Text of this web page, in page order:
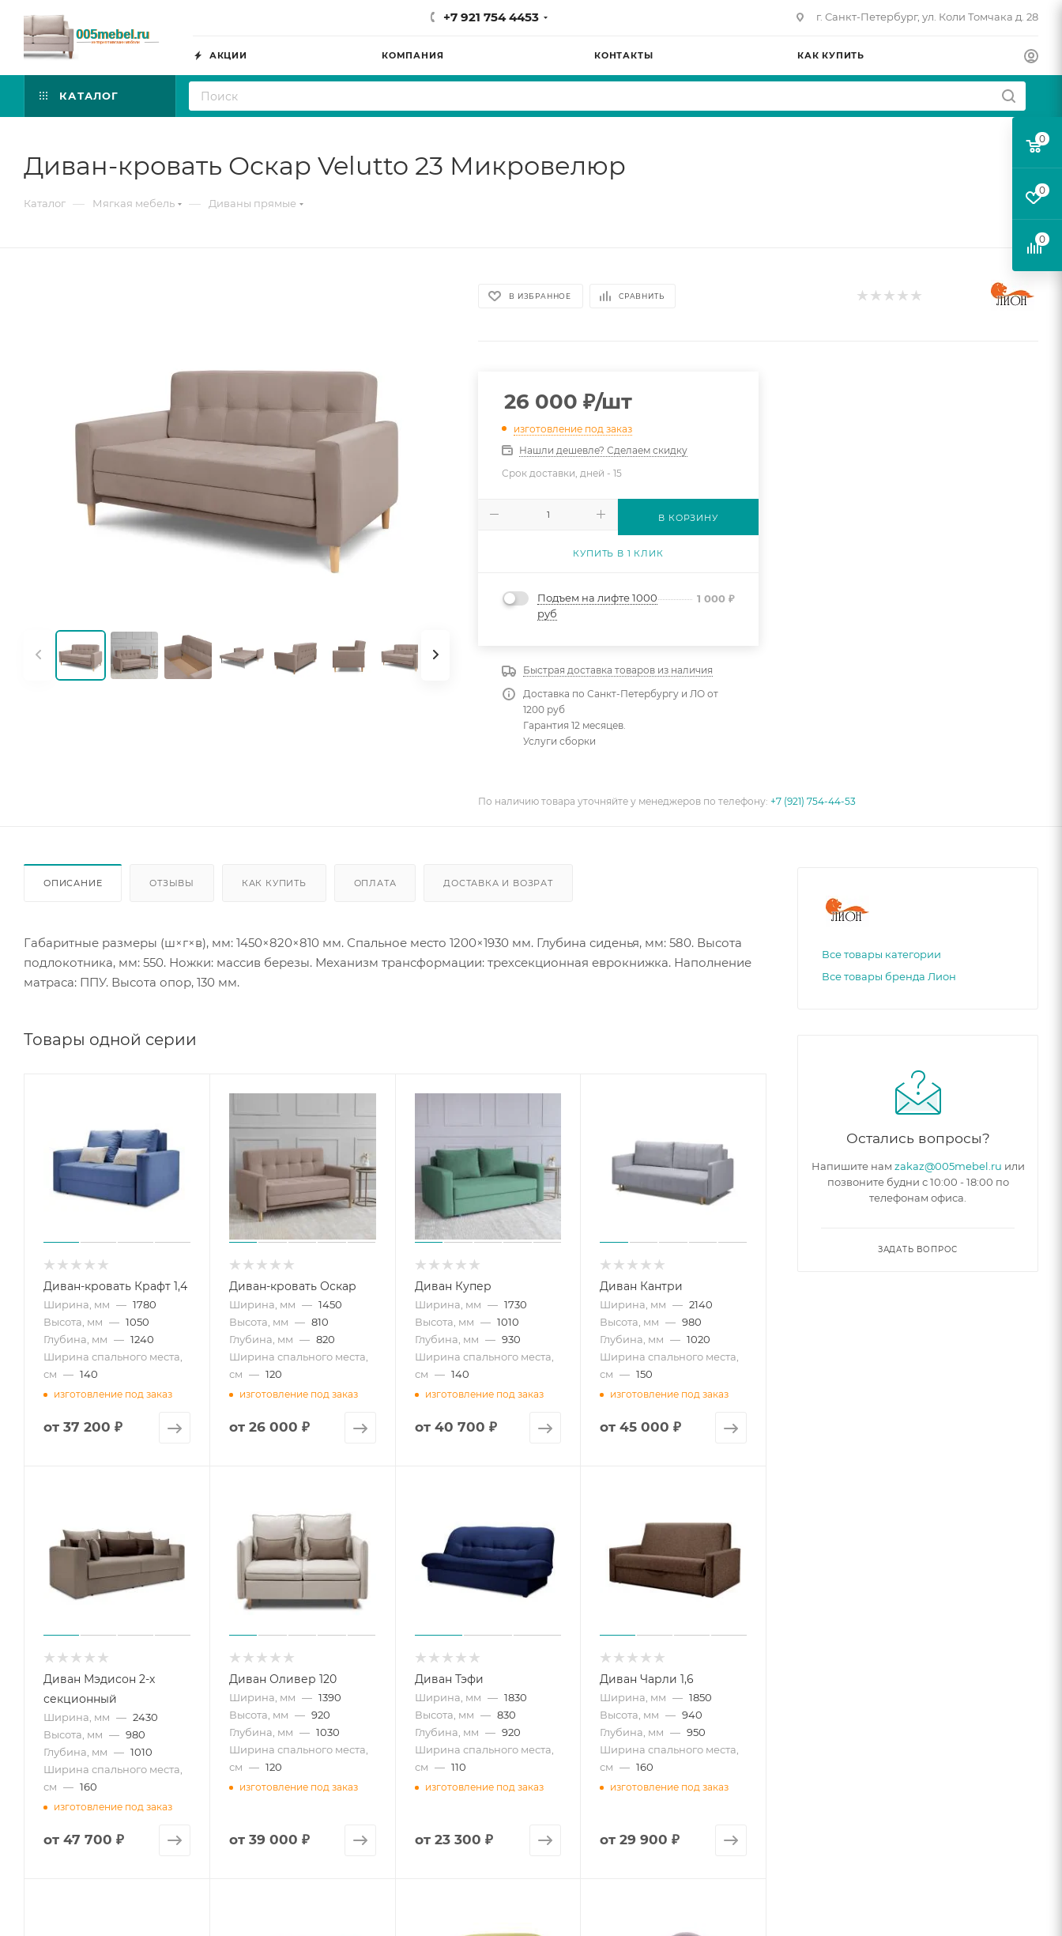
+7 921 754 4453 г. Санкт-Петербург, ул. Коли Томчака д. 28
АКЦИИ КОМПАНИЯ КОНТАКТЫ КАК КУПИТЬ
КАТАЛОГ
Диван-кровать Оскар Velutto 23 Микровелюр
Каталог — Мягкая мебель — Диваны прямые
В ИЗБРАННОЕ СРАВНИТЬ
26 000 ₽/шт
изготовление под заказ
Нашли дешевле? Сделаем скидку
Срок доставки, дней -15
В КОРЗИНУ
КУПИТЬ В 1 КЛИК
Подъем на лифте 1000
руб
1 000₽
Быстрая доставка товаров из наличия
Доставка по Санкт-Петербургу и ЛО от
1200 руб
Гарантия 12 месяцев.
Услуги сборки
По наличию товара уточняйте у менеджеров по телефону:+7 (921) 754-44-53
ОПИСАНИЕ ОТЗЫВЫ КАК КУПИТЬ ОПЛАТА ДОСТАВКА И ВОЗРАТ
Габаритные размеры (ш×г×в), мм: 1450×820×810 мм. Спальное место 1200×1930 мм. Глубина сиденья, мм: 580. Высота
подлокотника, мм: 550. Ножки: массив березы. Механизм трансформации: трехсекционная еврокнижка. Наполнение
матраса: ППУ. Высота опор, 130 мм.
Товары одной серии
Диван-кровать Крафт 1,4
Ширина, мм — 1780
Высота, мм — 1050
Глубина, мм — 1240
Ширина спального места,
см — 140
изготовление под заказ
от 37 200 ₽
Диван-кровать Оскар
Ширина, мм — 1450
Высота, мм — 810
Глубина, мм — 820
Ширина спального места,
см — 120
изготовление под заказ
от 26 000 ₽
Диван Купер
Ширина, мм — 1730
Высота, мм — 1010
Глубина, мм — 930
Ширина спального места,
см — 140
изготовление под заказ
от 40 700 ₽
Диван Кантри
Ширина, мм — 2140
Высота, мм — 980
Глубина, мм — 1020
Ширина спального места,
см — 150
изготовление под заказ
от45 000 ₽
Диван Мэдисон 2-х
секционный
Ширина, мм — 2430
Высота, мм — 980
Глубина, мм — 1010
Ширина спального места,
см — 160
изготовление под заказ
от 47 700 ₽
Диван Оливер 120
Ширина, мм — 1390
Высота, мм — 920
Глубина, мм — 1030
Ширина спального места,
см — 120
изготовление под заказ
от 39 000 ₽
Диван Тэфи
Ширина, мм — 1830
Высота, мм — 830
Глубина, мм — 920
Ширина спального места,
см — 110
изготовление под заказ
от 23 300 ₽
Диван Чарли 1,6
Ширина, мм — 1850
Высота, мм — 940
Глубина, мм — 950
Ширина спального места,
см — 160
изготовление под заказ
от29 900 ₽
Все товары категории
Все товары бренда Лион
Остались вопросы?
Напишите нам zakaz@005mebel.ru или
позвоните будни с 10:00 - 18:00 по
телефонам офиса.
ЗАДАТЬ ВОПРОС
0
0
0